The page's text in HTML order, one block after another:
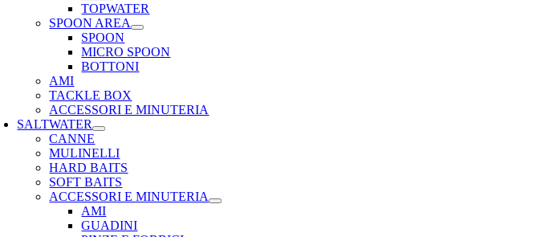
TOPWATER
SPOON AREA
SPOON
MICRO SPOON
BOTTONI
AMI
TACKLE BOX
ACCESSORI E MINUTERIA
SALTWATER
CANNE
MULINELLI
HARD BAITS
SOFT BAITS
ACCESSORI E MINUTERIA
AMI
GUADINI